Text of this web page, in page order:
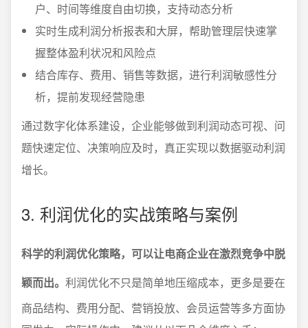
户、时间等维度自由切换，支持动态分析
实时生成利润分析报表和大屏，帮助管理层快速掌
握整体盈利状况和风险点
结合库存、费用、销售等数据，进行利润敏感性分
析，提前发现经营隐患
通过数字化体系建设，企业能够做到利润动态可视、问
题快速定位、决策响应及时，真正实现以数据驱动利润
增长。
3. 利润优化的实战策略与案例
科学的利润优化策略，可以让电商企业在激烈竞争中脱
颖而出。 利润优化不只是简单地压缩成本，更多是要在
商品结构、费用分配、营销投放、会员运营等多方面协